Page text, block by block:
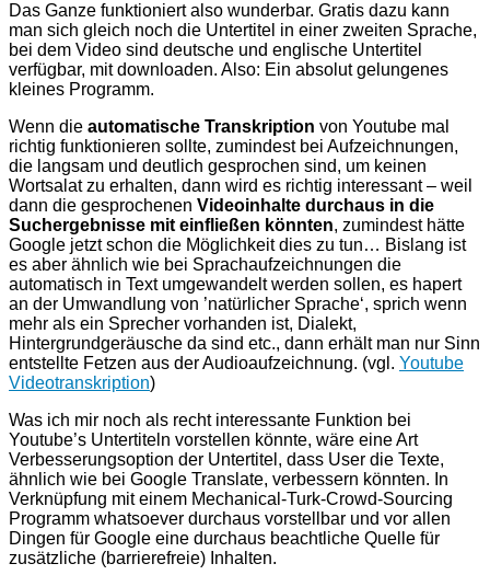
Das Ganze funktioniert also wunderbar. Gratis dazu kann
man sich gleich noch die Untertitel in einer zweiten Sprache,
bei dem Video sind deutsche und englische Untertitel
verfügbar, mit downloaden. Also: Ein absolut gelungenes
kleines Programm.
Wenn die automatische Transkription von Youtube mal
richtig funktionieren sollte, zumindest bei Aufzeichnungen,
die langsam und deutlich gesprochen sind, um keinen
Wortsalat zu erhalten, dann wird es richtig interessant – weil
dann die gesprochenen Videoinhalte durchaus in die
Suchergebnisse mit einfließen könnten, zumindest hätte
Google jetzt schon die Möglichkeit dies zu tun… Bislang ist
es aber ähnlich wie bei Sprachaufzeichnungen die
automatisch in Text umgewandelt werden sollen, es hapert
an der Umwandlung von ’natürlicher Sprache‘, sprich wenn
mehr als ein Sprecher vorhanden ist, Dialekt,
Hintergrundgeräusche da sind etc., dann erhält man nur Sinn
entstellte Fetzen aus der Audioaufzeichnung. (vgl. Youtube
Videotranskription)
Was ich mir noch als recht interessante Funktion bei
Youtube’s Untertiteln vorstellen könnte, wäre eine Art
Verbesserungsoption der Untertitel, dass User die Texte,
ähnlich wie bei Google Translate, verbessern könnten. In
Verknüpfung mit einem Mechanical-Turk-Crowd-Sourcing
Programm whatsoever durchaus vorstellbar und vor allen
Dingen für Google eine durchaus beachtliche Quelle für
zusätzliche (barrierefreie) Inhalten.